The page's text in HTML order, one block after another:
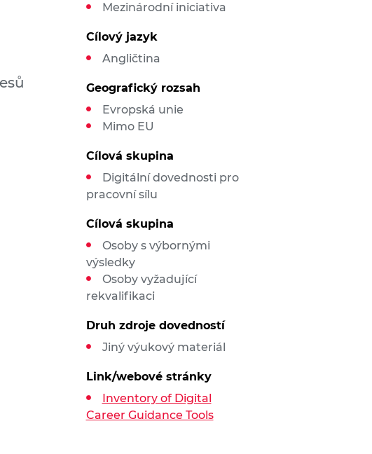
Mezinárodní iniciativa
Cílový jazyk
Angličtina
Geografický rozsah
Evropská unie
Mimo EU
Cílová skupina
Digitální dovednosti pro
pracovní sílu
Cílová skupina
Osoby s výbornými
výsledky
Osoby vyžadující
rekvalifikaci
Druh zdroje dovedností
Jiný výukový materiál
Link/webové stránky
Inventory of Digital
Career Guidance Tools